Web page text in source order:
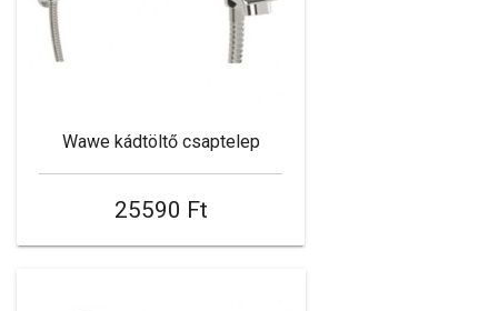
Wawe kádtöltő csaptelep
25590 Ft